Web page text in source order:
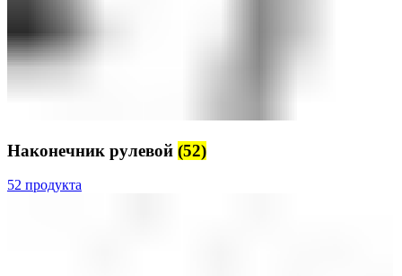
Наконечник рулевой (52)
52 продукта